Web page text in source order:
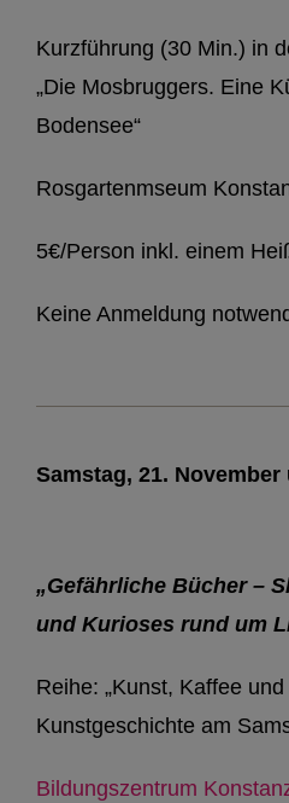
Kurzführung (30 Min.) in
„Die Mosbruggers. Eine
Bodensee“
Rosgartenmseum
5€/Person inkl. einem
Keine Anmeldung
Samstag, 21. November
„Gefährliche Bücher –
und Kurioses rund um
Reihe: „Kunst, Kaffee
Kunstgeschichte am
Bildungszentrum